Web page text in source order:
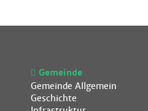
Gemeinde
Gemeinde Allgemein
Geschichte